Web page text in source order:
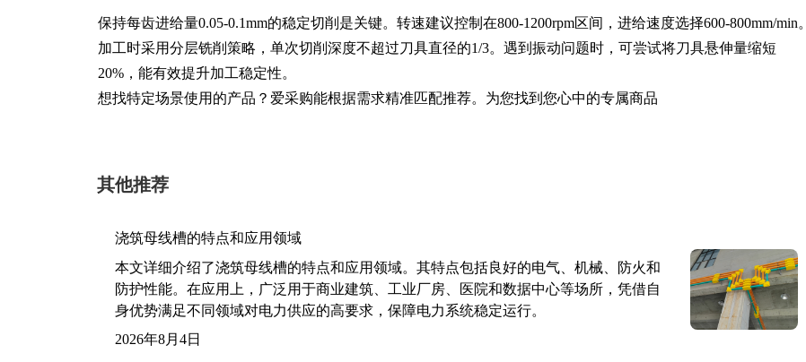
保持每齿进给量0.05-0.1mm的稳定切削是关键。转速建议控制在800-1200rpm区间，进给速度选择600-800mm/min。
加工时采用分层铣削策略，单次切削深度不超过刀具直径的1/3。遇到振动问题时，可尝试将刀具悬伸量缩短
20%，能有效提升加工稳定性。
想找特定场景使用的产品？爱采购能根据需求精准匹配推荐。为您找到您心中的专属商品
其他推荐
浇筑母线槽的特点和应用领域
本文详细介绍了浇筑母线槽的特点和应用领域。其特点包括良好的电气、机械、防火和
防护性能。在应用上，广泛用于商业建筑、工业厂房、医院和数据中心等场所，凭借自
身优势满足不同领域对电力供应的高要求，保障电力系统稳定运行。
2026年8月4日